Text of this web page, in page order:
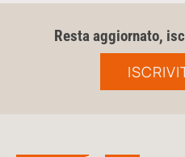
Resta aggiornato,